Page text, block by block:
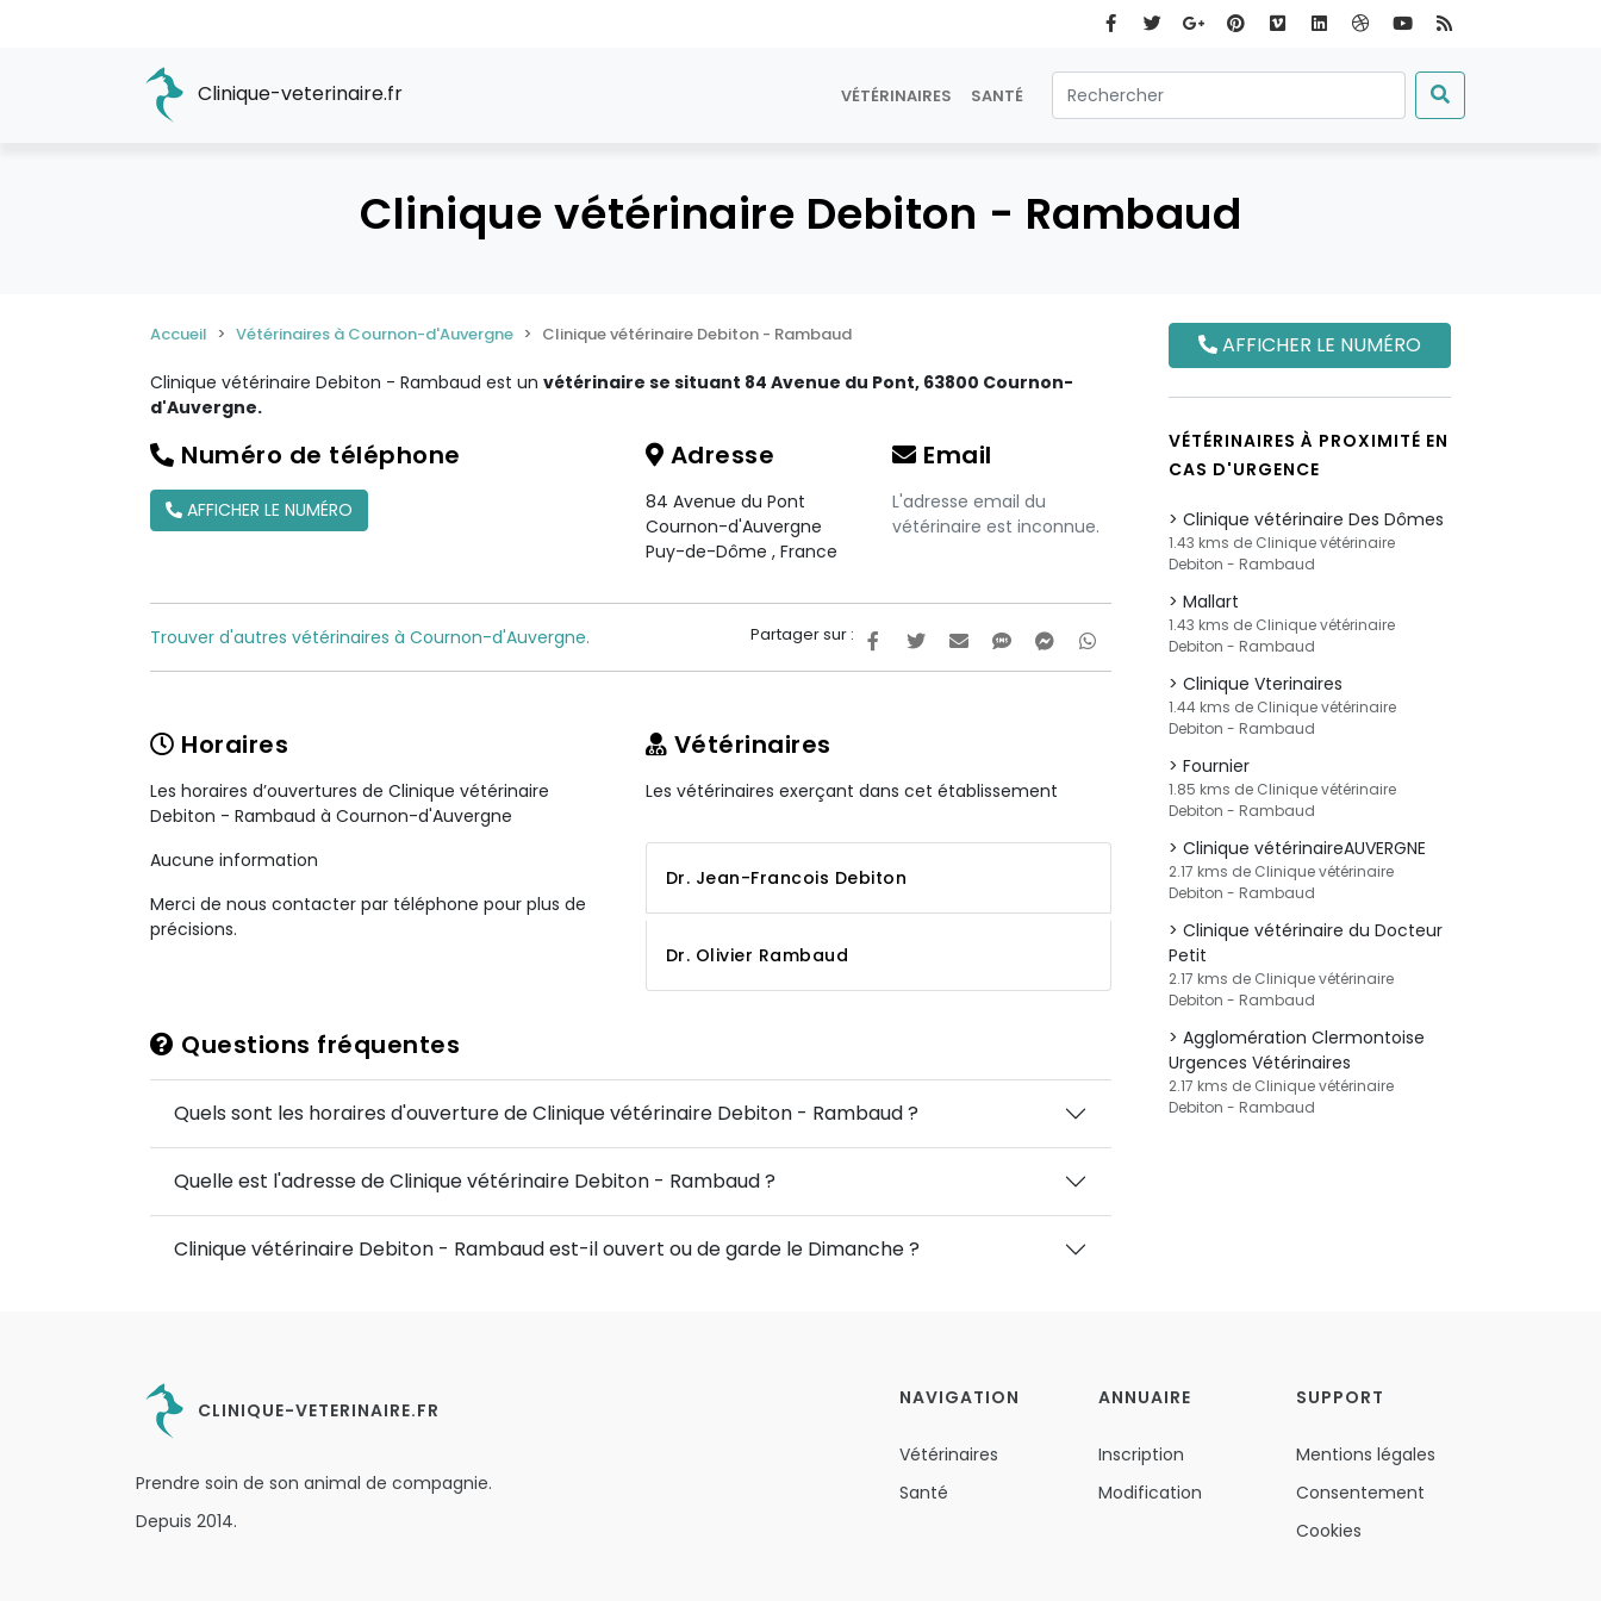
Clinique-veterinaire.fr VÉTÉRINAIRES SANTÉ
Clinique vétérinaire Debiton - Rambaud
Accueil Vétérinaires à Cournon-d'Auvergne Clinique vétérinaire Debiton - Rambaud
Clinique vétérinaire Debiton - Rambaud est un vétérinaire se situant 84 Avenue du Pont, 63800 Cournon-
d'Auvergne.
Numéro de téléphone
AFFICHER LE NUMÉRO
Adresse
84 Avenue du Pont
Cournon-d'Auvergne
Puy-de-Dôme , France
Email
L'adresse email du
vétérinaire est inconnue.
Partager sur :
Trouver d'autres vétérinaires à Cournon-d'Auvergne.
Horaires
Les horaires d’ouvertures de Clinique vétérinaire
Debiton - Rambaud à Cournon-d'Auvergne
Aucune information
Merci de nous contacter par téléphone pour plus de
précisions.
Vétérinaires
Les vétérinaires exerçant dans cet établissement
Dr. Jean-Francois Debiton
Dr. Olivier Rambaud
Questions fréquentes
Quels sont les horaires d'ouverture de Clinique vétérinaire Debiton - Rambaud ?
Quelle est l'adresse de Clinique vétérinaire Debiton - Rambaud ?
Clinique vétérinaire Debiton - Rambaud est-il ouvert ou de garde le Dimanche ?
AFFICHER LE NUMÉRO
VÉTÉRINAIRES À PROXIMITÉ EN
CAS D'URGENCE
Clinique vétérinaire Des Dômes
1.43 kms de Clinique vétérinaire
Debiton - Rambaud
Mallart
1.43 kms de Clinique vétérinaire
Debiton - Rambaud
Clinique Vterinaires
1.44 kms de Clinique vétérinaire
Debiton - Rambaud
Fournier
1.85 kms de Clinique vétérinaire
Debiton - Rambaud
Clinique vétérinaireAUVERGNE
2.17 kms de Clinique vétérinaire
Debiton - Rambaud
Clinique vétérinaire du Docteur
Petit
2.17 kms de Clinique vétérinaire
Debiton - Rambaud
Agglomération Clermontoise
Urgences Vétérinaires
2.17 kms de Clinique vétérinaire
Debiton - Rambaud
CLINIQUE-VETERINAIRE.FR
Prendre soin de son animal de compagnie.
Depuis 2014.
NAVIGATION
Vétérinaires
Santé
ANNUAIRE
Inscription
Modification
SUPPORT
Mentions légales
Consentement
Cookies